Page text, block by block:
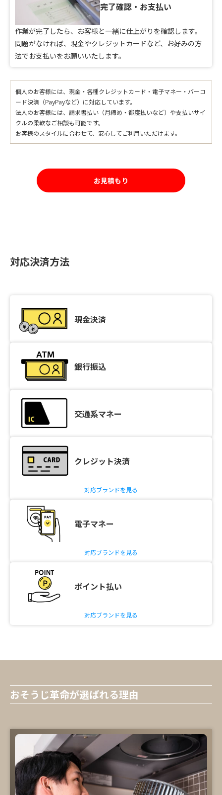
完了確認・お支払い
作業が完了したら、お客様と一緒に仕上がりを確認します。
問題がなければ、現金やクレジットカードなど、お好みの方
法でお支払いをお願いいたします。
個人のお客様には、現金・各種クレジットカード・電子マネー・バーコ
ード決済（PayPayなど）に対応しています。
法人のお客様には、請求書払い（月締め・都度払いなど）や支払いサイ
クルの柔軟なご相談も可能です。
お客様のスタイルに合わせて、安心してご利用いただけます。
お見積もり
対応決済方法
現金決済
銀行振込
交通系マネー
クレジット決済
対応ブランドを見る
電子マネー
対応ブランドを見る
ポイント払い
対応ブランドを見る
おそうじ革命が選ばれる理由